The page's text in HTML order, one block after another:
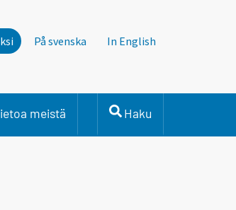
På svenska In English
meistä Haku